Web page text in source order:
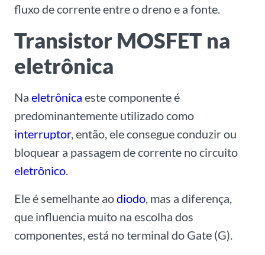
fluxo de corrente entre o dreno e a fonte.
Transistor MOSFET na
eletrônica
Na eletrônica este componente é
predominantemente utilizado como
interruptor, então, ele consegue conduzir ou
bloquear a passagem de corrente no circuito
eletrônico.
Ele é semelhante aodiodo, mas a diferença,
que influencia muito na escolha dos
componentes, está no terminal do Gate (G).